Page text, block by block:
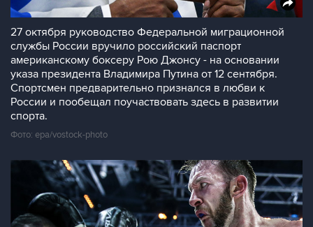
27 октября руководство Федеральной миграционной
службы России вручило российский паспорт
американскому боксеру Рою Джонсу - на основании
указа президента Владимира Путина от 12 сентября.
Спортсмен предварительно признался в любви к
России и пообещал поучаствовать здесь в развитии
спорта.
Фото: epa/vostock-photo